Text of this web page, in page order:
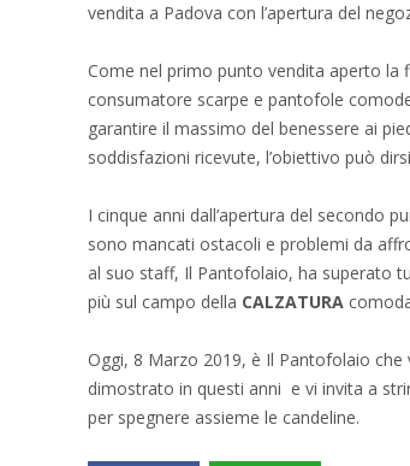
vendita a Padova con l’apertura del
Come nel primo punto vendita aperto la
consumatore scarpe e pantofole
garantire il massimo del benessere ai
soddisfazioni ricevute, l’obiettivo può
I cinque anni dall’apertura del secondo
sono mancati ostacoli e problemi da
al suo staff, Il Pantofolaio, ha superato
più sul campo della CALZATURA
Oggi, 8 Marzo 2019, è Il Pantofolaio che
dimostrato in questi anni e vi invita a
per spegnere assieme le candeline.